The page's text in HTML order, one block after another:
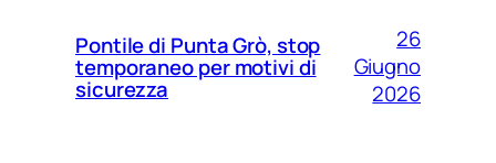
Pontile di Punta Grò, stop
temporaneo per motivi di
sicurezza
26
Giugno
2026